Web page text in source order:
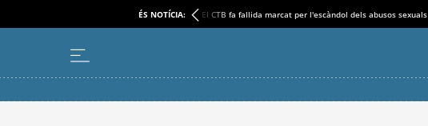
ÉS NOTÍCIA: El CTB fa fallida marcat per l'escàndol dels abusos sexuals